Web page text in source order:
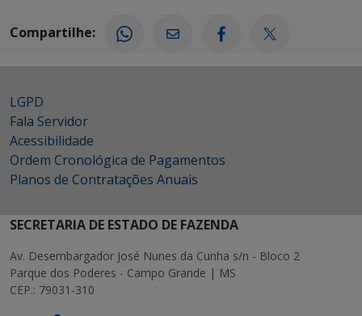
Compartilhe:
LGPD
Fala Servidor
Acessibilidade
Ordem Cronológica de Pagamentos
Planos de Contratações Anuais
SECRETARIA DE ESTADO DE FAZENDA
Av. Desembargador José Nunes da Cunha s/n - Bloco 2
Parque dos Poderes - Campo Grande | MS
CEP.: 79031-310